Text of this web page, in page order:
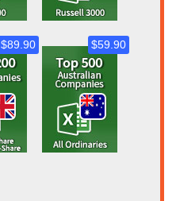
$89.90 $59.90